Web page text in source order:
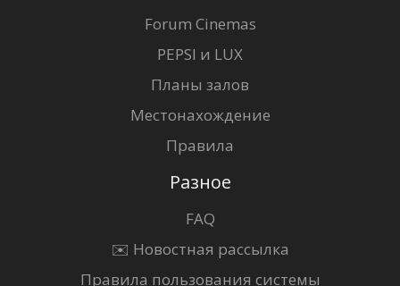
Forum Cinemas
PEPSI и LUX
Планы залов
Местонахождение
Правила
Разное
FAQ
✉️ Новостная рассылка
Правила пользования системы